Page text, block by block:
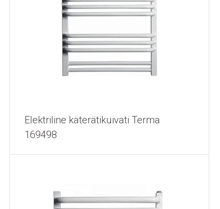
Elektriline käterätikuivati Terma
169498